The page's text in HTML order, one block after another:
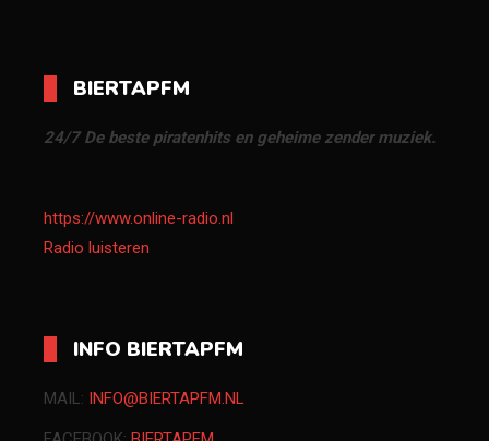
BIERTAPFM
24/7 De beste piratenhits en geheime zender muziek.
https://www.online-radio.nl
Radio luisteren
INFO BIERTAPFM
MAIL: INFO@BIERTAPFM.NL